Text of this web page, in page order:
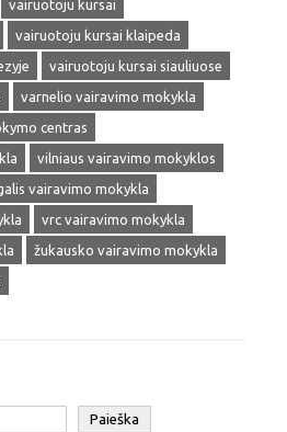
vairuotoju kursai
vairuotoju kursai klaipeda
vairuotoju kursai siauliuose
varnelio vairavimo mokykla
centras
vilniaus vairavimo mokyklos
vairavimo mokykla
vrc vairavimo mokykla
žukausko vairavimo mokykla
Paieška